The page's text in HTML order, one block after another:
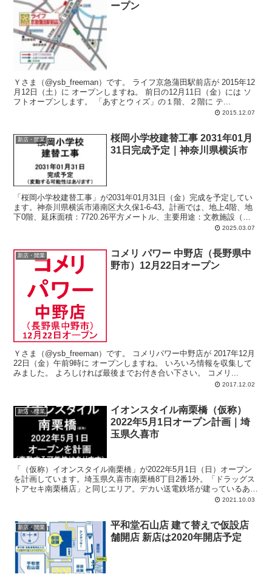
ープン
Ｙさま（@ysb_freeman）です。 ライフ京急蒲田駅前店が 2015年12
月12日（土）に オープンしますね。 前日の12月11日（金）には ソ
フトオープンします。 「あすとウィズ」の１階、２階に テ...
2015.12.07
新店・開業
桜岡小学校建替工事 2031年01月
31日完成予定｜神奈川県横浜市
「桜岡小学校建替工事」が2031年01月31日（金）完成を予定してい
ます。神奈川県横浜市港南区大久保1-6-43。計画では、地上4階、地
下0階、延床面積：7720.26平方メートル、主要用途：文教施設（小
2025.03.07
新店・開業
コメリ パワー 中野店（長野県中
野市）12月22日オープン
Ｙさま（@ysb_freeman）です。 コメリパワー中野店が 2017年12月
22日（金）午前9時に オープンしますね。 いろいろ情報を収集して
みました。 よろしければ最後までお付き合い下さい。 コメリ...
2017.12.02
新店・開業
イオンスタイル南栗橋（仮称）
2022年5月1日オープン計画｜埼
玉県久喜市
「（仮称）イオンスタイル南栗橋」が2022年5月1日（日）オープン
を計画しています。埼玉県久喜市南栗橋8丁目2番1外。「ドラッグス
トアセキ南栗橋店」と同じエリア。デカい送電鉄塔が建っているあた
り。「マルヤ南栗橋店」至近。計画では、店舗面積：3,129m2、駐車
2021.10.03
新店・開業
平和堂石山店 建て替えで仮設店
舗開店 新店は2020年開店予定